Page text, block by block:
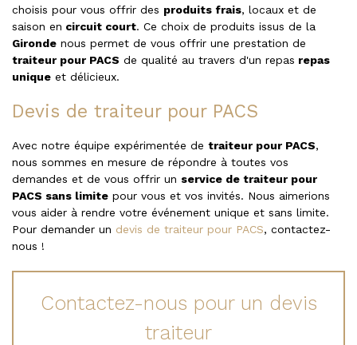
choisis pour vous offrir des produits frais, locaux et de
saison en circuit court. Ce choix de produits issus de la
Gironde nous permet de vous offrir une prestation de
traiteur pour PACS de qualité au travers d'un repas repas
unique et délicieux.
Devis de traiteur pour PACS
Avec notre équipe expérimentée de traiteur pour PACS,
nous sommes en mesure de répondre à toutes vos
demandes et de vous offrir un service de traiteur pour
PACS sans limite pour vous et vos invités. Nous aimerions
vous aider à rendre votre événement unique et sans limite.
Pour demander un devis de traiteur pour PACS, contactez-
nous !
Contactez-nous pour un devis
traiteur